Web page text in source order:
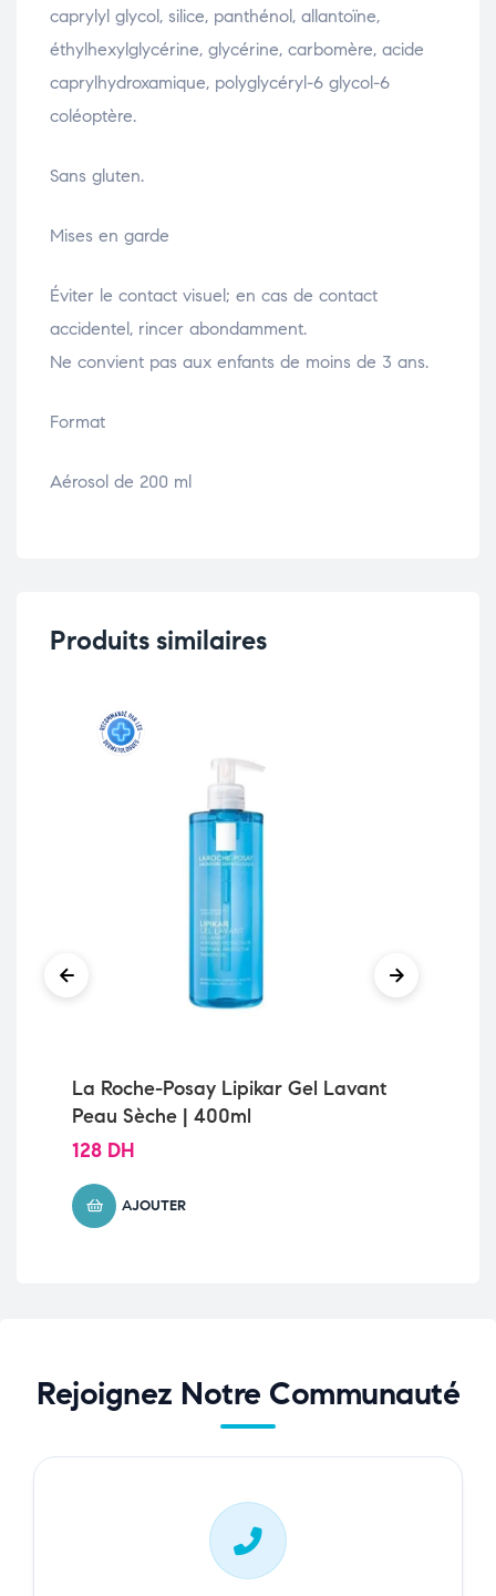
caprylyl glycol, silice, panthénol, allantoïne,
éthylhexylglycérine, glycérine, carbomère, acide
caprylhydroxamique, polyglycéryl-6 glycol-6
coléoptère.
Sans gluten.
Mises en garde
Éviter le contact visuel; en cas de contact
accidentel, rincer abondamment.
Ne convient pas aux enfants de moins de 3 ans.
Format
Aérosol de 200 ml
Produits similaires
La Roche-Posay Lipikar Gel Lavant
Peau Sèche | 400ml
128 DH
AJOUTER
Rejoignez Notre Communauté